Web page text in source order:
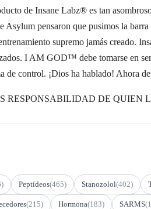
de Insane Labz® es tan
Asylum pensaron que pusimos la
supremo jamás creado.
I AM GOD™ debe tomarse en
control. ¡Dios ha hablado! Ahora
RESPONSABILIDAD DE QUIEN
Peptídeos(465) Stanozolol(402)
(215) Hormona(183) SARMS